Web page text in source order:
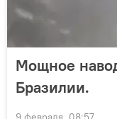
Мощное
Бразилии.